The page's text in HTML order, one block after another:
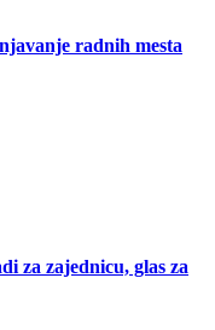
radnih mesta
za zajednicu, glas za